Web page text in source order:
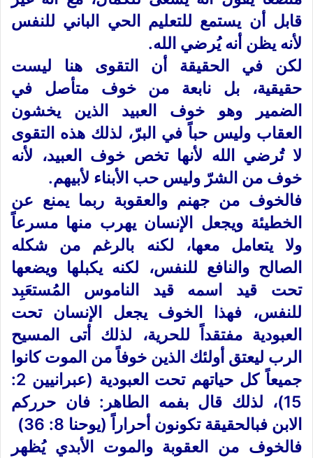
قابل أن يستمع للتعليم الحي الباني للنفس
لأنه يظن أنه يُرضي الله.
لكن في الحقيقة أن التقوى هنا ليست
حقيقية، بل نابعة من خوف متأصل في
الضمير وهو خوف العبيد الذين يخشون
العقاب وليس حباً في البرّ، لذلك هذه التقوى
لا تُرضي الله لأنها تخص خوف العبيد، لأنه
خوف من الشرّ وليس حب الأبناء لأبيهم.
فالخوف من جهنم والعقوبة ربما يمنع عن
الخطيئة ويجعل الإنسان يهرب منها مسرعاً
ولا يتعامل معها، لكنه بالرغم من شكله
الصالح والنافع للنفس، لكنه يكبلها ويضعها
تحت قيد اسمه قيد الناموس المُستعَبِد
للنفس، فهذا الخوف يجعل الإنسان تحت
العبودية مفتقداً للحرية، لذلك أتى المسيح
الرب ليعتق أولئك الذين خوفاً من الموت كانوا
جميعاً كل حياتهم تحت العبودية (عبرانيين 2:
15)، لذلك قال بفمه الطاهر: فان حرركم
الابن فبالحقيقة تكونون أحراراً (يوحنا 8: 36)
فالخوف من العقوبة والموت الأبدي يُظهر